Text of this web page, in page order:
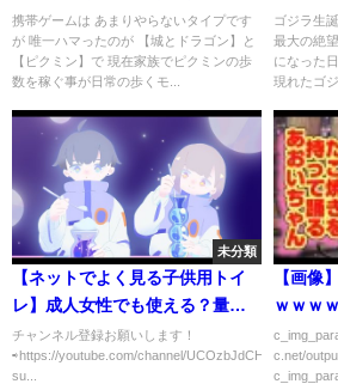
た！！【HADOご褒美企画第3
弾】
携帯ゲームは あまりやらないタイプです
が 唯一ハマったのが 【城とドラゴン】と
【ピクミン】で 現在家族でピクミンの歩
数を稼ぐ事が日常の歩くモ...
ゴジラ生
最大の絶
になった
現れたゴ
未分類
【ネットでよく見る子供用トイ
レ】成人女性でも使える？量
は？受け口は？[ドローン映像あ
り]
チャンネル登録お願いします！
⇨https://youtube.com/channel/
su...
【画像
ｗｗｗｗ
c.net/